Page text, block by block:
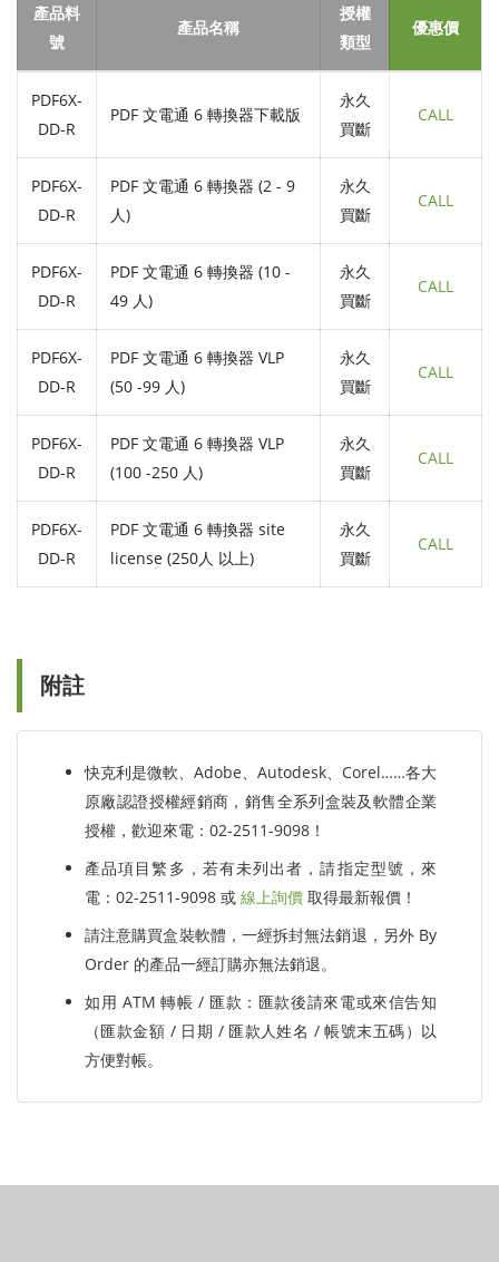
產品料
號
產品名稱
授權
類型
優惠價
PDF6X-
DD-R
PDF 文電通 6 轉換器下載版
永久
買斷
CALL
PDF6X-
DD-R
PDF 文電通 6 轉換器 (2 - 9
人)
永久
買斷
CALL
PDF6X-
DD-R
PDF 文電通 6 轉換器 (10 -
49 人)
永久
買斷
CALL
PDF6X-
DD-R
PDF 文電通 6 轉換器 VLP
(50 -99 人)
永久
買斷
CALL
PDF6X-
DD-R
PDF 文電通 6 轉換器 VLP
(100 -250 人)
永久
買斷
CALL
PDF6X-
DD-R
PDF 文電通 6 轉換器 site
license (250人 以上)
永久
買斷
CALL
附註
快克利是微軟、Adobe、Autodesk、Corel……各大
原廠認證授權經銷商，銷售全系列盒裝及軟體企業
授權，歡迎來電：02-2511-9098！
產品項目繁多，若有未列出者，請指定型號，來
電：02-2511-9098 或 線上詢價 取得最新報價！
請注意購買盒裝軟體，一經拆封無法銷退，另外 By
Order 的產品一經訂購亦無法銷退。
如用 ATM 轉帳 / 匯款：匯款後請來電或來信告知
（匯款金額 / 日期 / 匯款人姓名 / 帳號末五碼）以
方便對帳。